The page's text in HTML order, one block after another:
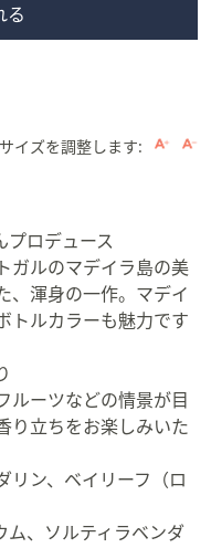
る
イズを調整します:
プロデュース
ガルのマデイラ島の美
、渾身の一作。マデイ
トルカラーも魅力です
ルーツなどの情景が目
り立ちをお楽しみいた
リン、ベイリーフ（ロ
ム、ソルティラベンダ